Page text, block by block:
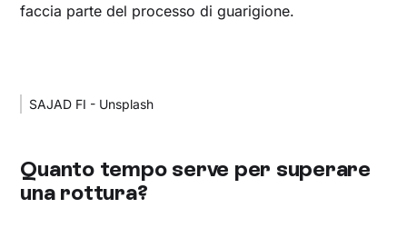
faccia parte del processo di guarigione.
SAJAD FI - Unsplash
Quanto tempo serve per superare
una rottura?